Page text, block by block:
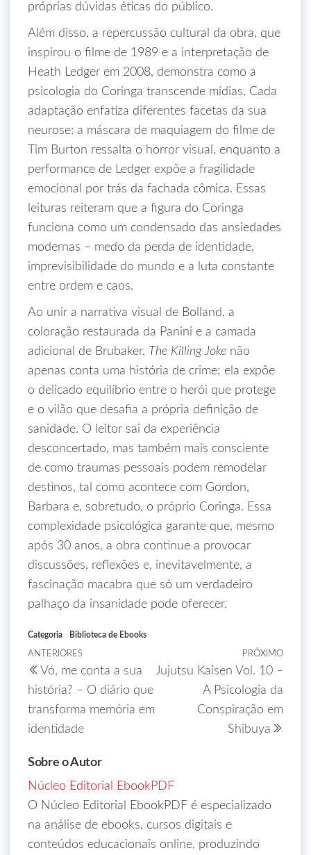
próprias dúvidas éticas do público.
Além disso, a repercussão cultural da obra, que
inspirou o filme de 1989 e a interpretação de
Heath Ledger em 2008, demonstra como a
psicologia do Coringa transcende mídias. Cada
adaptação enfatiza diferentes facetas da sua
neurose: a máscara de maquiagem do filme de
Tim Burton ressalta o horror visual, enquanto a
performance de Ledger expõe a fragilidade
emocional por trás da fachada cômica. Essas
leituras reiteram que a figura do Coringa
funciona como um condensado das ansiedades
modernas – medo da perda de identidade,
imprevisibilidade do mundo e a luta constante
entre ordem e caos.
Ao unir a narrativa visual de Bolland, a
coloração restaurada da Panini e a camada
adicional de Brubaker, The Killing Joke não
apenas conta uma história de crime; ela expõe
o delicado equilíbrio entre o herói que protege
e o vilão que desafia a própria definição de
sanidade. O leitor sai da experiência
desconcertado, mas também mais consciente
de como traumas pessoais podem remodelar
destinos, tal como acontece com Gordon,
Barbara e, sobretudo, o próprio Coringa. Essa
complexidade psicológica garante que, mesmo
após 30 anos, a obra continue a provocar
discussões, reflexões e, inevitavelmente, a
fascinação macabra que só um verdadeiro
palhaço da insanidade pode oferecer.
Categoria Biblioteca de Ebooks
ANTERIORES
Vó, me conta a sua
história? – O diário que
transforma memória em
identidade
PRÓXIMO
Jujutsu Kaisen Vol. 10 –
A Psicologia da
Conspiração em
Shibuya
Sobre o Autor
Núcleo Editorial EbookPDF
O Núcleo Editorial EbookPDF é especializado
na análise de ebooks, cursos digitais e
conteúdos educacionais online, produzindo